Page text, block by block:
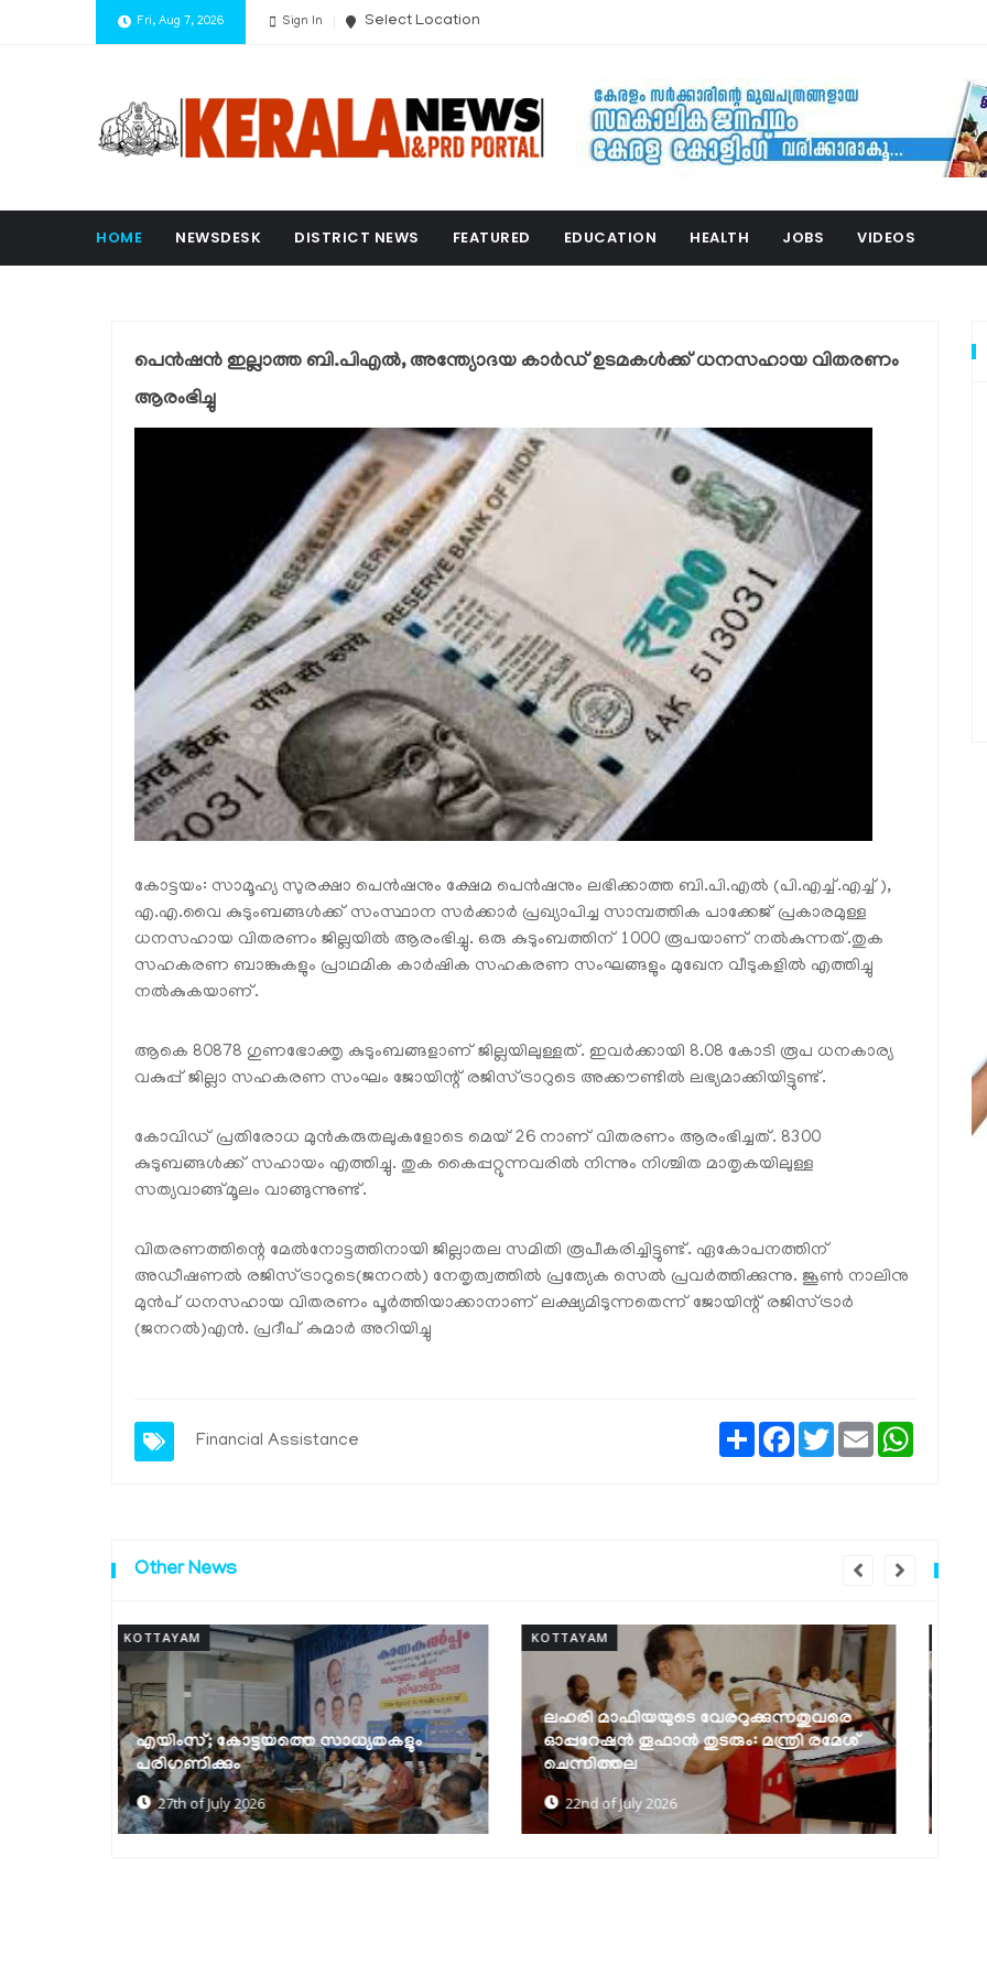
Fri, Aug 7, 2026 Sign In Select Location
HOME NEWSDESK DISTRICT NEWS FEATURED EDUCATION HEALTH JOBS VIDEOS
പെന്‍ഷന്‍ ഇല്ലാത്ത ബി.പിഎല്‍, അന്ത്യോദയ കാര്‍ഡ് ഉടമകള്‍ക്ക് ധനസഹായ വിതരണം
ആരംഭിച്ചു
കോട്ടയം: സാമൂഹ്യ സുരക്ഷാ പെന്‍ഷനും ക്ഷേമ പെന്‍ഷനും ലഭിക്കാത്ത ബി.പി.എല്‍ (പി.എച്ച്.എച്ച്),
എ.എ.വൈ കുടുംബങ്ങള്‍ക്ക് സംസ്ഥാന സര്‍ക്കാര്‍ പ്രഖ്യാപിച്ച സാമ്പത്തിക പാക്കേജ് പ്രകാരമുള്ള
ധനസഹായ വിതരണം ജില്ലയില്‍ ആരംഭിച്ചു. ഒരു കുടുംബത്തിന് 1000 രൂപയാണ് നല്‍കുന്നത്.തുക
സഹകരണ ബാങ്കുകളും പ്രാഥമിക കാര്‍ഷിക സഹകരണ സംഘങ്ങളും മുഖേന വീടുകളില്‍ എത്തിച്ചു
നല്‍കുകയാണ്.
ആകെ 80878 ഗുണഭോക്തൃ കുടുംബങ്ങളാണ് ജില്ലയിലുള്ളത്. ഇവര്‍ക്കായി 8.08 കോടി രൂപ ധനകാര്യ
വകുപ്പ് ജില്ലാ സഹകരണ സംഘം ജോയിന്റ് രജിസ്ട്രാറുടെ അക്കൗണ്ടില്‍ ലഭ്യമാക്കിയിട്ടുണ്ട്.
കോവിഡ് പ്രതിരോധ മുന്‍കരുതലുകളോടെ മെയ് 26 നാണ് വിതരണം ആരംഭിച്ചത്. 8300
കുടുബങ്ങള്‍ക്ക് സഹായം എത്തിച്ചു. തുക കൈപ്പറ്റുന്നവരില്‍ നിന്നും നിശ്ചിത മാതൃകയിലുള്ള
സത്യവാങ്ങ്മൂലം വാങ്ങുന്നുണ്ട്.
വിതരണത്തിന്റെ മേല്‍നോട്ടത്തിനായി ജില്ലാതല സമിതി രൂപീകരിച്ചിട്ടുണ്ട്. ഏകോപനത്തിന്
അഡീഷണല്‍ രജിസ്ട്രാറുടെ(ജനറല്‍) നേതൃത്വത്തില്‍ പ്രത്യേക സെല്‍ പ്രവര്‍ത്തിക്കുന്നു. ജൂണ്‍ നാലിനു
മുന്‍പ് ധനസഹായ വിതരണം പൂര്‍ത്തിയാക്കാനാണ് ലക്ഷ്യമിടുന്നതെന്ന് ജോയിന്റ് രജിസ്ട്രാര്‍
(ജനറല്‍)എന്‍. പ്രദീപ് കുമാര്‍ അറിയിച്ചു
Financial Assistance
ShareFacebook
TwitterEmail
Other News
KOTTAYAM
ലഹരി മാഫിയയുടെ വേരറുക്കുന്നതുവരെ
ഓപ്പറേഷൻ തൂഫാൻ തുടരും: മന്ത്രി രമേശ്
ചെന്നിത്തല
22nd of July 2026
KOTTAYAM
കോട്ടയം മെഡിക്കല്‍ കോളജിന് 94.17
ലക്ഷം രൂപ അനുവദിച്ചു
10th of July 2026